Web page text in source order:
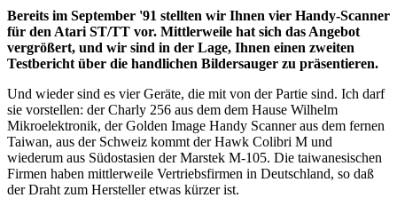
Bereits im September '91 stellten wir Ihnen vier Handy-Scanner
für den Atari ST/TT vor. Mittlerweile hat sich das Angebot
vergrößert, und wir sind in der Lage, Ihnen einen zweiten
Testbericht über die handlichen Bildersauger zu präsentieren.
Und wieder sind es vier Geräte, die mit von der Partie sind. Ich darf
sie vorstellen: der Charly 256 aus dem dem Hause Wilhelm
Mikroelektronik, der Golden Image Handy Scanner aus dem fernen
Taiwan, aus der Schweiz kommt der Hawk Colibri M und
wiederum aus Südostasien der Marstek M-105. Die taiwanesischen
Firmen haben mittlerweile Vertriebsfirmen in Deutschland, so daß
der Draht zum Hersteller etwas kürzer ist.